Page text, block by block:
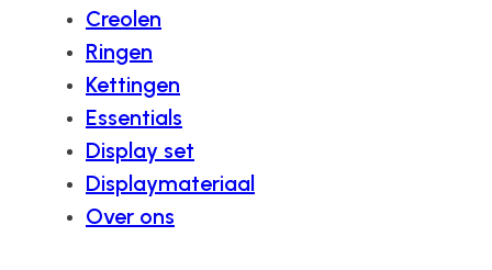
Creolen
Ringen
Kettingen
Essentials
Display set
Displaymateriaal
Over ons